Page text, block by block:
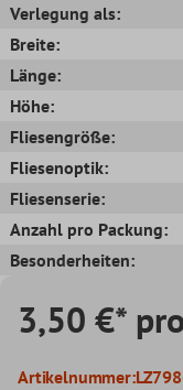
Verlegung als:
Breite:
Länge:
Höhe:
Fliesengröße:
Fliesenoptik:
Fliesenserie:
Anzahl pro Packung:
Besonderheiten:
3,50 €*
Artikelnummer: